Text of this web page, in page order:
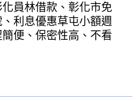
員林借款、彰化市免
利息優惠草屯小額週
便、保密性高、不看